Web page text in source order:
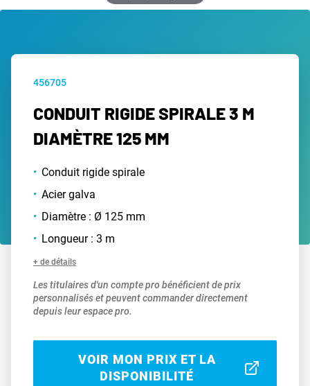
456705
CONDUIT RIGIDE SPIRALE 3 M
DIAMÈTRE 125 MM
Conduit rigide spirale
Acier galva
Diamètre : Ø 125 mm
Longueur : 3 m
+ de détails
Les titulaires d'un compte pro bénéficient de prix
personnalisés et peuvent commander directement
depuis leur espace pro.
VOIR MON PRIX ET LA
DISPONIBILITÉ